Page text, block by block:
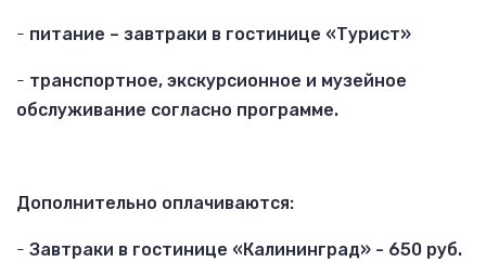
- питание – завтраки в гостинице «Турист»
- транспортное, экскурсионное и музейное
обслуживание согласно программе.
Дополнительно оплачиваются:
- Завтраки в гостинице «Калининград» - 650 руб.